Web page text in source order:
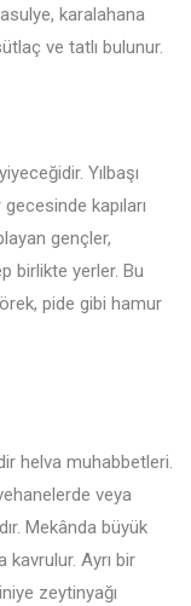
karalahana
ve tatlı bulunur.
Yılbaşı
kapıları
gençler,
birlikte yerler. Bu
pide gibi hamur
helva muhabbetleri.
veya
Mekânda büyük
kavrulur. Ayrı bir
zeytinyağı